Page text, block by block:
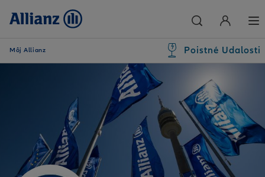
Môj Allianz Poistné Udalosti